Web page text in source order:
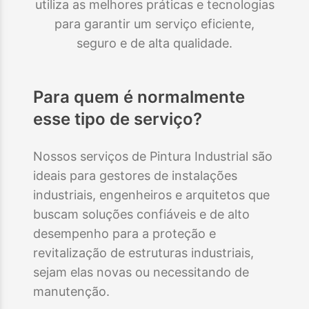
utiliza as melhores práticas e tecnologias
para garantir um serviço eficiente,
seguro e de alta qualidade.
Para quem é normalmente
esse tipo de serviço?
Nossos serviços de Pintura Industrial são
ideais para gestores de instalações
industriais, engenheiros e arquitetos que
buscam soluções confiáveis e de alto
desempenho para a proteção e
revitalização de estruturas industriais,
sejam elas novas ou necessitando de
manutenção.